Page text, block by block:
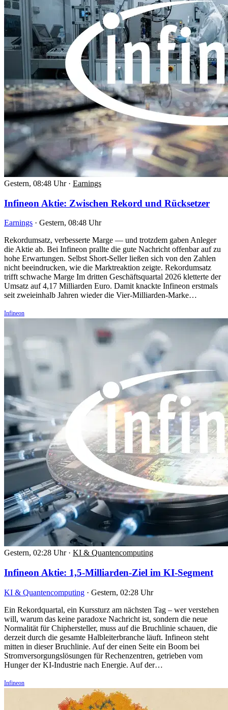
Gestern, 08:48 Uhr · Earnings
Infineon Aktie: Zwischen Rekord und Rücksetzer
Earnings · Gestern, 08:48 Uhr
Rekordumsatz, verbesserte Marge — und trotzdem gaben Anleger
die Aktie ab. Bei Infineon prallte die gute Nachricht offenbar auf zu
hohe Erwartungen. Selbst Short-Seller ließen sich von den Zahlen
nicht beeindrucken, wie die Marktreaktion zeigte. Rekordumsatz
trifft schwache Marge Im dritten Geschäftsquartal 2026 kletterte der
Umsatz auf 4,17 Milliarden Euro. Damit knackte Infineon erstmals
seit zweieinhalb Jahren wieder die Vier-Milliarden-Marke…
Infineon
Gestern, 02:28 Uhr · KI & Quantencomputing
Infineon Aktie: 1,5-Milliarden-Ziel im KI-Segment
KI & Quantencomputing · Gestern, 02:28 Uhr
Ein Rekordquartal, ein Kurssturz am nächsten Tag – wer verstehen
will, warum das keine paradoxe Nachricht ist, sondern die neue
Normalität für Chiphersteller, muss auf die Bruchlinie schauen, die
derzeit durch die gesamte Halbleiterbranche läuft. Infineon steht
mitten in dieser Bruchlinie. Auf der einen Seite ein Boom bei
Stromversorgungslösungen für Rechenzentren, getrieben vom
Hunger der KI-Industrie nach Energie. Auf der…
Infineon